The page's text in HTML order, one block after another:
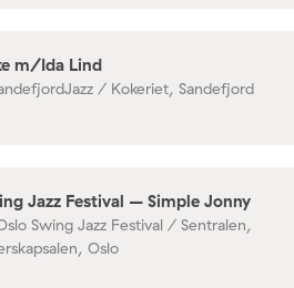
m/Ida Lind
/ Kokeriet, Sandefjord
Jazz Festival – Simple Jonny
Swing Jazz Festival / Sentralen,
Oslo